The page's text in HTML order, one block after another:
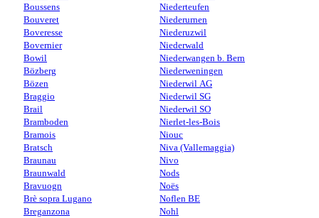
Boussens
Bouveret
Boveresse
Bovernier
Bowil
Bözberg
Bözen
Braggio
Brail
Bramboden
Bramois
Bratsch
Braunau
Braunwald
Bravuogn
Brè sopra Lugano
Breganzona
Niederteufen
Niederurnen
Niederuzwil
Niederwald
Niederwangen b. Bern
Niederweningen
Niederwil AG
Niederwil SG
Niederwil SO
Nierlet-les-Bois
Niouc
Niva (Vallemaggia)
Nivo
Nods
Noës
Noflen BE
Nohl